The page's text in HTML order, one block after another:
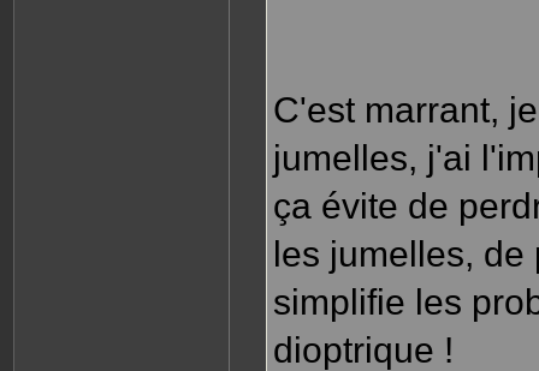
C'est marrant,
jumelles, j'ai
ça évite de
les jumelles, de
simplifie les
dioptrique !